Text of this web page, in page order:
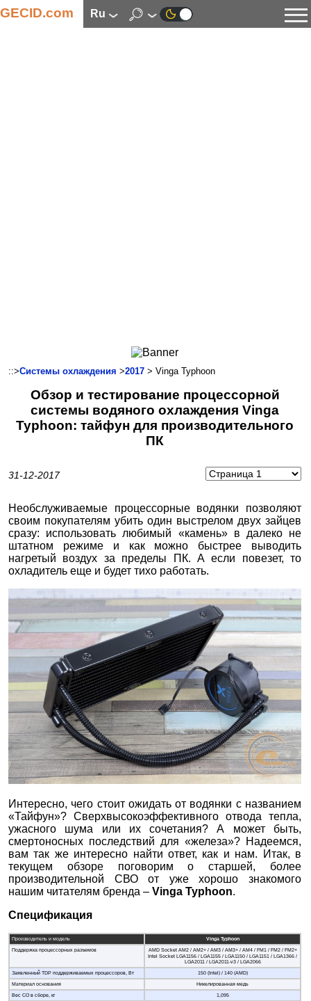
GECID.com ru
Смартфоны
Коммуникации
Автоэлектроника
Программное обеспечение
::>Системы охлаждения >2017 > Vinga Typhoon
Обзор и тестирование процессорной
системы водяного охлаждения Vinga
Typhoon: тайфун для производительного
ПК
31-12-2017
Необслуживаемые процессорные водянки позволяют
своим покупателям убить один выстрелом двух зайцев
сразу: использовать любимый «камень» в далеко не
штатном режиме и как можно быстрее выводить
нагретый воздух за пределы ПК. А если повезет, то
охладитель еще и будет тихо работать.
Интересно, чего стоит ожидать от водянки с названием
«Тайфун»? Сверхвысокоэффективного отвода тепла,
ужасного шума или их сочетания? А может быть,
смертоносных последствий для «железа»? Надеемся,
вам так же интересно найти ответ, как и нам. Итак, в
текущем обзоре поговорим о старшей, более
производительной СВО от уже хорошо знакомого
нашим читателям бренда – Vinga Typhoon.
Спецификация
Производитель и модель
Vinga Typhoon
Поддержка процессорных разъемов
AMD Socket AM2 / AM2+ / AM3 / AM3+ / AM4 / FM1 / FM2 / FM2+
Intel Socket LGA1156 / LGA1155 / LGA1150 / LGA1151 / LGA1366 /
LGA2011 / LGA2011-v3 / LGA2066
Заявленный TDP поддерживаемых процессоров, Вт
150 (Intel) / 140 (AMD)
Материал основания
Никелированная медь
Вес СО в сборе, кг
1,095